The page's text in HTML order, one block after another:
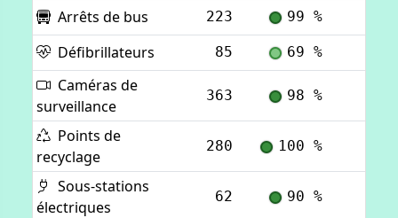
Arrêts de bus 223 99 %
Défibrillateurs 85 69 %
Caméras de
surveillance
363 98 %
Points de
recyclage
280 100 %
Sous-stations
électriques
62 90 %